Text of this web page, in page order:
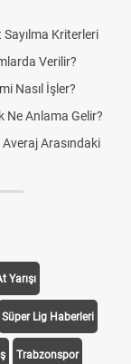
Kriterleri
Verilir?
Nasıl İşler?
Ne Anlama Gelir?
Arasındaki
Yarışı
Süper Lig Haberleri
Trabzonspor